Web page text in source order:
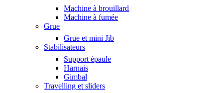
Machine à brouillard
Machine à fumée
Grue
Grue et mini Jib
Stabilisateurs
Support épaule
Harnais
Gimbal
Travelling et sliders